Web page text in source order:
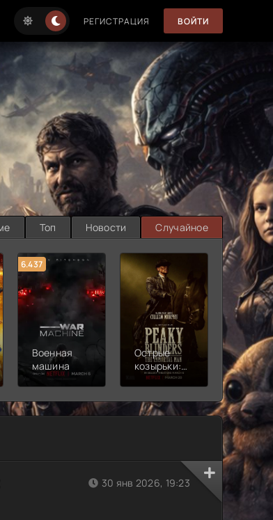
РЕГИСТРАЦИЯ ВОЙТИ
Топ Новости Случайное
6.437
Военная
машина
Острые
козырьки:
Бессмертный
7.187
2
30 янв 2026, 19:23